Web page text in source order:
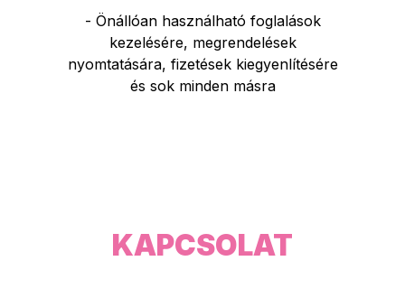
- Önállóan használható foglalások
kezelésére, megrendelések
nyomtatására, fizetések kiegyenlítésére
és sok minden másra
KAPCSOLAT